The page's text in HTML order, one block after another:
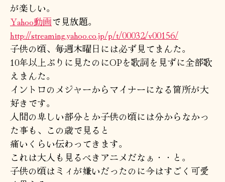
が楽しい。
Yahoo動画で見放題。
http://streaming.yahoo.co.jp/p/t/00032/v00156/
子供の頃、毎週木曜日には必ず見てまんた。
10年以上ぶりに見たのにOPを歌詞を見ずに全部歌
えまんた。
イントロのメジャーからマイナーになる箇所が大
好きです。
人間の卑しい部分とか子供の頃には分からなかっ
た事も、この歳で見ると
痛いくらい伝わってきます。
これは大人も見るべきアニメだなぁ・・と。
子供の頃はミィが嫌いだったのに今はすごく可愛